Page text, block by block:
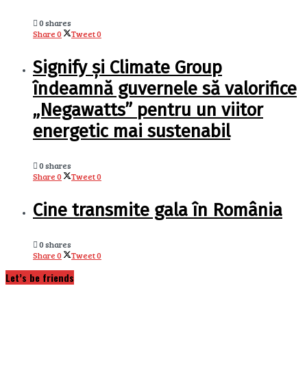
0 shares
Share0 Tweet0
Signify și Climate Group
îndeamnă guvernele să valorifice
„Negawatts” pentru un viitor
energetic mai sustenabil
0 shares
Share0 Tweet0
Cine transmite gala în România
0 shares
Share0 Tweet0
Let’s be friends